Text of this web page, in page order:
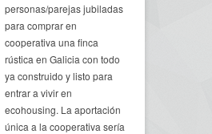
personas/parejas jubiladas
para comprar en
cooperativa una finca
rústica en Galicia con todo
ya construido y listo para
entrar a vivir en
ecohousing. La aportación
única a la cooperativa sería